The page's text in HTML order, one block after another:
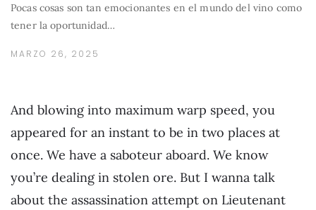
Pocas cosas son tan emocionantes en el mundo del vino como
tener la oportunidad…
MARZO 26, 2025
And blowing into maximum warp speed, you
appeared for an instant to be in two places at
once. We have a saboteur aboard. We know
you’re dealing in stolen ore. But I wanna talk
about the assassination attempt on Lieutenant